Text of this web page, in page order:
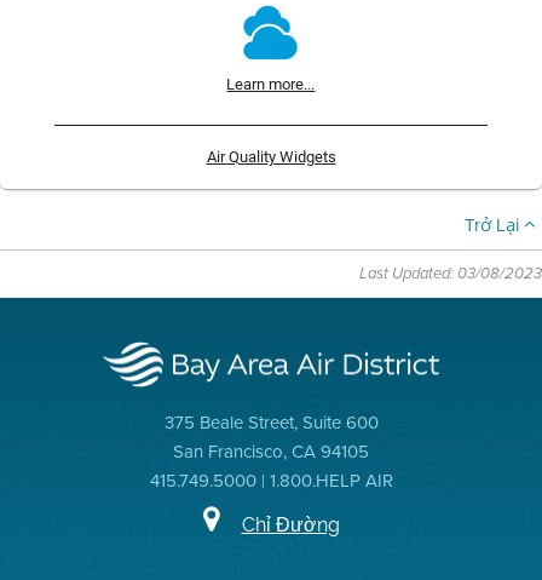
Learn more...
Air Quality Widgets
Trở Lại
Last Updated: 03/08/2023
375 Beale Street, Suite 600
San Francisco, CA 94105
415.749.5000 | 1.800.HELP AIR
Chỉ Đường